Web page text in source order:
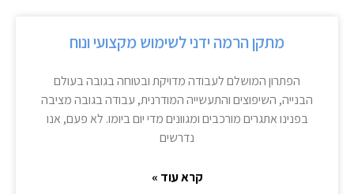
מתקן הרמה ידני לשימוש מקצועי ונוח
הפתרון המושלם לעבודה מדויקת ובטוחה בגובה בעולם
הבנייה, השיפוצים והתעשייה המודרנית, עבודה בגובה מציבה
בפנינו אתגרים מורכבים ומגוונים מדי יום ביומו. לא פעם, אנו
נדרשים
קרא עוד »